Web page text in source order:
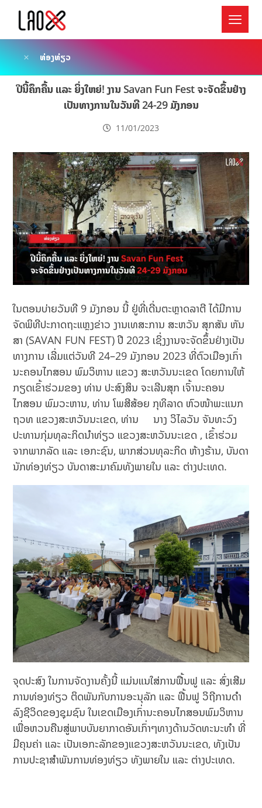
ທ່ອງທ່ຽວ
ປີນີ້ຄຶກຄື້ນ ແລະ ຍິ່ງໃຫຍ່! ງານ Savan Fun Fest ຈະຈັດຂຶ້ນຢ່າງ
ເປັນທາງການໃນວັນທີ 24-29 ມັງກອນ
11/01/2023
ໃນຕອນບ່າຍວັນທີ 9 ມັງກອນ ນີ້ ຢູ່ທີ່ເດີ່ນຕະຫຼາດລາຕີ ໄດ້ມີການ
ຈັດພິທີປະກາດຖະແຫຼງຂ່າວ ງານເທສະການ ສະຫວັນ ສຸກສັນ ຫັນ
ສາ (SAVAN FUN FEST) ປີ 2023 ເຊິ່ງງານຈະຈັດຂຶ້ນຢ່າງເປັນ
ທາງການ ເລີ່ມແຕ່ວັນທີ 24–29 ມັງກອນ 2023 ທີ່ຕົວເມືອງເກົ່າ
ນະຄອນໄກສອນ ພົມວິຫານ ແຂວງ ສະຫວັນນະເຂດ ໂດຍການໃຫ້
ກຽດເຂົ້າຮ່ວມຂອງ ທ່ານ ປະສົງສິນ ຈະເລີນສຸກ ເຈົ້ານະຄອນ
ໄກສອນ ພົມວະຫານ, ທ່ານ ໂພສີສ້ອຍ ກຸທິລາດ ຫົວໜ້າພະແນກ
ຖວທ ແຂວງສະຫວັນນະເຂດ, ທ່ານ ນາງ ວິໄລວັນ ຈັນທະວົງ
ປະທານກຸ່ມທຸລະກິດນຳທ່ຽວ ແຂວງສະຫວັນນະເຂດ , ເຂົ້າຮ່ວມ
ຈາກພາກລັດ ແລະ ເອກະຊົນ, ພາກສ່ວນທຸລະກິດ ຫ້າງຮ້ານ, ບັນດາ
ນັກທ່ອງທ່ຽວ ບັນດາສະມາຄົມທັງພາຍໃນ ແລະ ຕ່າງປະເທດ.
ຈຸດປະສົງ ໃນການຈັດງານຄັ້ງນີ້ ແມ່ນແນໃສ່ການຟື້ນຟູ ແລະ ສົ່ງເສີມ
ການທ່ອງທ່ຽວ ຕິດພັນກັບການອະນຸລັກ ແລະ ຟື້ນຟູ ວິຖີການດໍາ
ລົງຊີວິດຂອງຊຸມຊົນ ໃນເຂດເມືອງເກົ່ານະຄອນໄກສອນພົມວິຫານ
ເພື່ອຫວນຄືນສູ່ພາບບັນຍາກາດອັນເກົ່າໆທາງດ້ານວັດທະນະທໍາ ທີ່
ມີຄຸນຄ່າ ແລະ ເປັນເອກະລັກຂອງແຂວງສະຫວັນນະເຂດ, ທັງເປັນ
ການປະຊາສໍາພັນການທ່ອງທ່ຽວ ທັງພາຍໃນ ແລະ ຕ່າງປະເທດ.